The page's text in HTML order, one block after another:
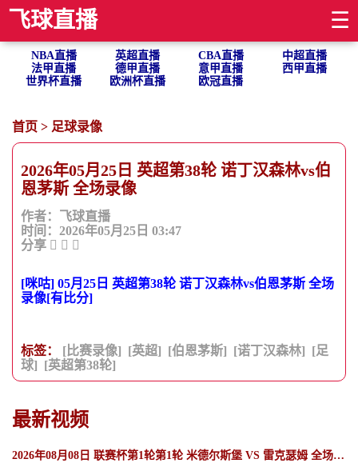
飞球直播 ☰
NBA直播 英超直播 CBA直播
中超直播
法甲直播
德甲直播 意甲直播
西甲直播
世界杯直播
欧洲杯直播 欧冠直播
首页 > 足球录像
2026年05月25日 英超第38轮 诺丁汉森林vs伯
恩茅斯 全场录像
作者：飞球直播
时间：2026年05月25日 03:47
分享
[咪咕] 05月25日 英超第38轮 诺丁汉森林vs伯恩茅斯 全场
录像[有比分]
标签： [比赛录像] [英超] [伯恩茅斯] [诺丁汉森林] [足
球] [英超第38轮]
最新视频
2026年08月08日 联赛杯第1轮第1轮 米德尔斯堡 VS 雷克瑟姆 全场录像